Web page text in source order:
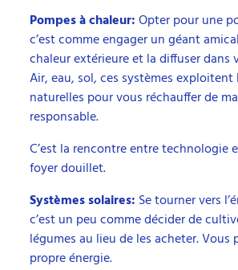
Pompes à chaleur:Opter pour une
c’est comme engager un géant
chaleur extérieure et la diffuser dans
Air, eau, sol, ces systèmes exploitent
naturelles pour vous réchauffer de
responsable.
C’est la rencontre entre technologie
foyer douillet.
Systèmes solaires: Se tourner vers
c’est un peu comme décider de
légumes au lieu de les acheter. Vous
propre énergie.